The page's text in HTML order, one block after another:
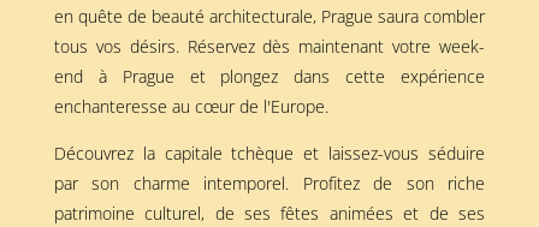
en quête de beauté architecturale, Prague saura combler
tous vos désirs. Réservez dès maintenant votre week-
end à Prague et plongez dans cette expérience
enchanteresse au cœur de l'Europe.
Découvrez la capitale tchèque et laissez-vous séduire
par son charme intemporel. Profitez de son riche
patrimoine culturel, de ses fêtes animées et de ses